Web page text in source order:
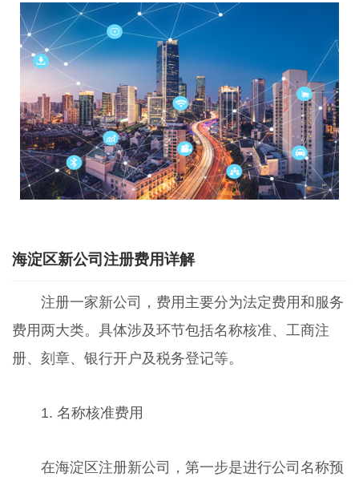
海淀区新公司注册费用详解
注册一家新公司，费用主要分为法定费用和服务
费用两大类。具体涉及环节包括名称核准、工商注
册、刻章、银行开户及税务登记等。
1. 名称核准费用
在海淀区注册新公司，第一步是进行公司名称预